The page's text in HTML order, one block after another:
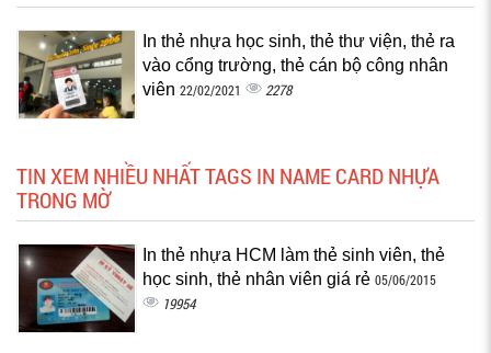
In thẻ nhựa học sinh, thẻ thư viện, thẻ ra
vào cổng trường, thẻ cán bộ công nhân
viên 22/02/2021 2278
TIN XEM NHIỀU NHẤT TAGS IN NAME CARD NHỰA
TRONG MỜ
In thẻ nhựa HCM làm thẻ sinh viên, thẻ
học sinh, thẻ nhân viên giá rẻ 05/06/2015
19954